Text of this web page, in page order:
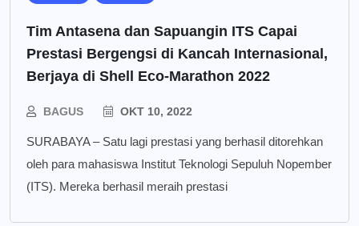
Tim Antasena dan Sapuangin ITS Capai
Prestasi Bergengsi di Kancah Internasional,
Berjaya di Shell Eco-Marathon 2022
BAGUS OKT 10, 2022
SURABAYA – Satu lagi prestasi yang berhasil ditorehkan
oleh para mahasiswa Institut Teknologi Sepuluh Nopember
(ITS). Mereka berhasil meraih prestasi